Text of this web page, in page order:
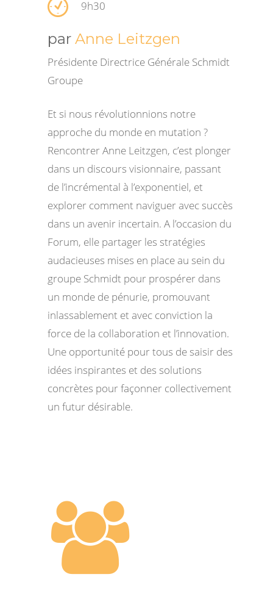
9h30
par Anne Leitzgen
Présidente Directrice Générale Schmidt
Groupe
Et si nous révolutionnions notre
approche du monde en mutation ?
Rencontrer Anne Leitzgen, c’est plonger
dans un discours visionnaire, passant
de l’incrémental à l’exponentiel, et
explorer comment naviguer avec succès
dans un avenir incertain. A l’occasion du
Forum, elle partager les stratégies
audacieuses mises en place au sein du
groupe Schmidt pour prospérer dans
un monde de pénurie, promouvant
inlassablement et avec conviction la
force de la collaboration et l’innovation.
Une opportunité pour tous de saisir des
idées inspirantes et des solutions
concrètes pour façonner collectivement
un futur désirable.